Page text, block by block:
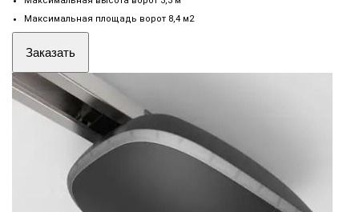
Максимальная площадь ворот 8,4 м2
Заказать